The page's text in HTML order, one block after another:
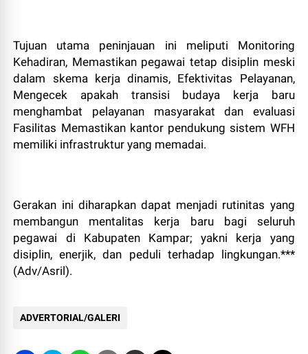
Tujuan utama peninjauan ini meliputi Monitoring
Kehadiran, Memastikan pegawai tetap disiplin meski
dalam skema kerja dinamis, Efektivitas Pelayanan,
Mengecek apakah transisi budaya kerja baru
menghambat pelayanan masyarakat dan evaluasi
Fasilitas Memastikan kantor pendukung sistem WFH
memiliki infrastruktur yang memadai.
Gerakan ini diharapkan dapat menjadi rutinitas yang
membangun mentalitas kerja baru bagi seluruh
pegawai di Kabupaten Kampar; yakni kerja yang
disiplin, enerjik, dan peduli terhadap lingkungan.***
(Adv/Asril).
ADVERTORIAL/GALERI